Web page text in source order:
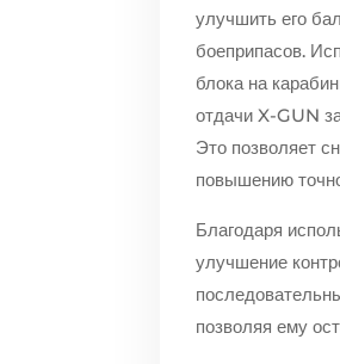
улучшить его
боеприпасов.
блока на
отдачи X-GUN
Это позволяет
повышению
Благодаря
улучшение
позволяя ему